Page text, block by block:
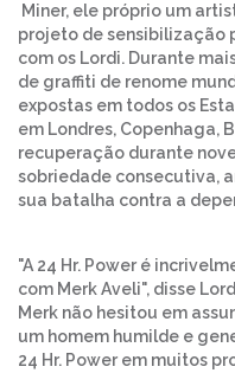
Miner, ele próprio um
projeto de sensibilização
com os Lordi. Durante
de graffiti de renome
expostas em todos os
em Londres, Copenhaga,
recuperação durante
sobriedade consecutiva,
sua batalha contra a
"A 24 Hr. Power é
com Merk Aveli", disse
Merk não hesitou em
um homem humilde e
24 Hr. Power em muitos